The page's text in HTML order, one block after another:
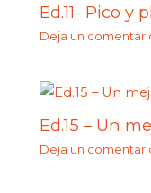
Ed.11- Pico
Deja un
Ed.15 – Un
Deja un